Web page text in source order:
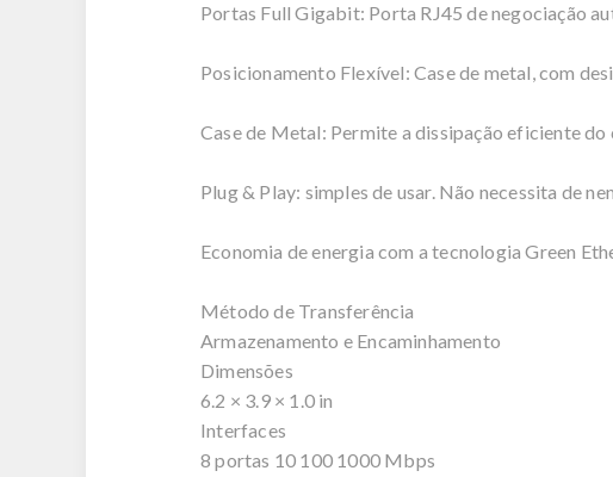
Portas Full Gigabit: Porta RJ45 de negociação
Posicionamento Flexível: Case de metal, com
Case de Metal: Permite a dissipação eficiente
Plug & Play: simples de usar. Não necessita de
Economia de energia com a tecnologia Green
Método de Transferência
Armazenamento e Encaminhamento
Dimensões
6.2 × 3.9 × 1.0 in
Interfaces
8 portas 10 100 1000 Mbps